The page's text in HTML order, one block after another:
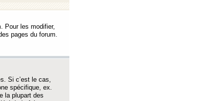
Pour les modifier,
pages du forum.
Si c’est le cas,
spécifique, ex.
la plupart des